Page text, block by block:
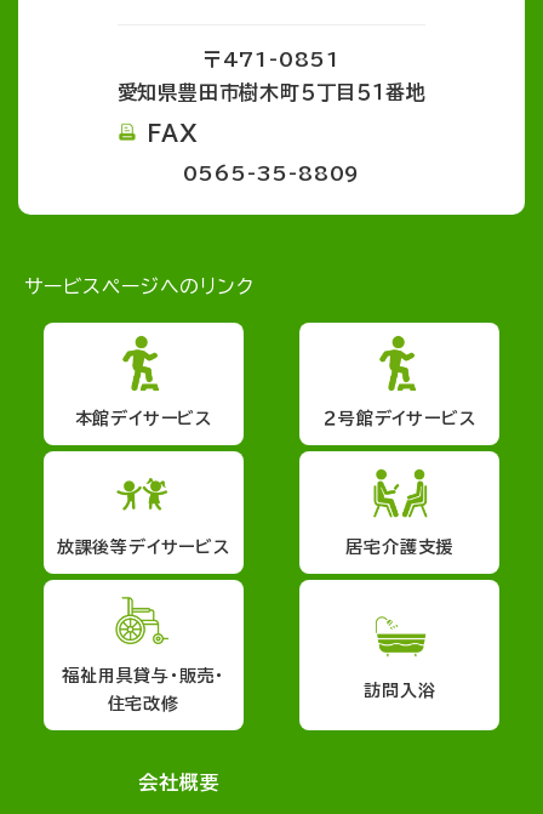
〒471-0851
愛知県豊田市樹木町５丁目５１番地
FAX
0565-35-8809
サービスページへのリンク
本館デイサービス ２号館デイサービス
放課後等デイサービス 居宅介護支援
福祉用具貸与・販売・
住宅改修
訪問入浴
会社概要